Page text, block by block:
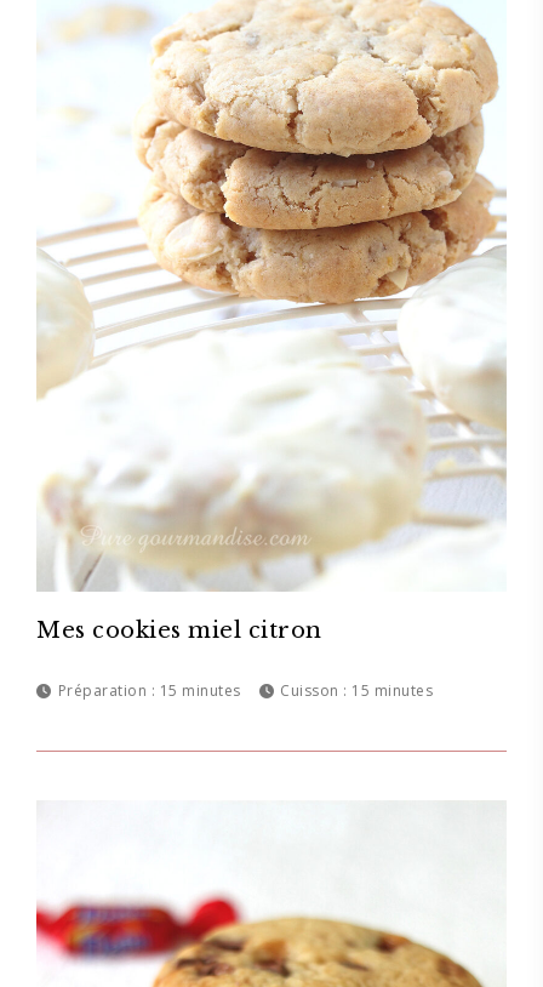
Mes cookies miel citron
Préparation : 15 minutes Cuisson : 15 minutes